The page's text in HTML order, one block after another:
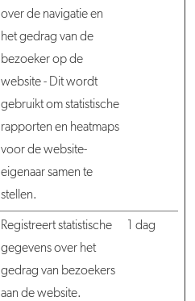
over de navigatie en
het gedrag van de
bezoeker op de
website - Dit wordt
gebruikt om statistische
rapporten en heatmaps
voor de website-
eigenaar samen te
stellen.
Registreert statistische
gegevens over het
gedrag van bezoekers
aan de website.
1 dag